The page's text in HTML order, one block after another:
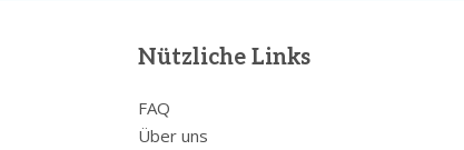
Nützliche Links
FAQ
Über uns